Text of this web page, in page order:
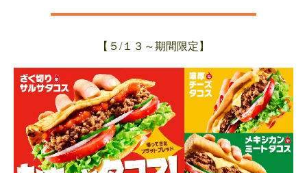
【５/１３～期間限定】